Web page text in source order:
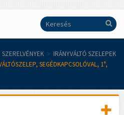
SZERELVÉNYEK > IRÁNYVÁLTÓ SZELEPEK
SEGÉDKAPCSOLÓVAL, 1",